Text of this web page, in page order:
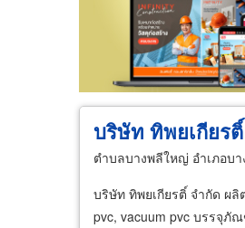
บริษัท ทิพยเกียร
ตำบลบางพลีใหญ่ อำเภอบ
บริษัท ทิพยเกียรติ์ จำกัด
pvc, vacuum pvc บรรจุ